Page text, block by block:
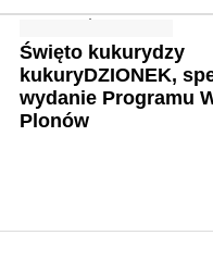
Święto kukurydzy
kukuryDZIONEK,
wydanie Programu
Plonów